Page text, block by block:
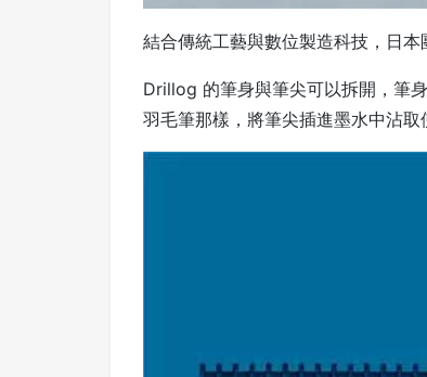
結合傳統工藝與數位製造科技，日
Drillog 的筆身與筆尖可以拆開，筆
羽毛筆那樣，將筆尖插進墨水中沾取